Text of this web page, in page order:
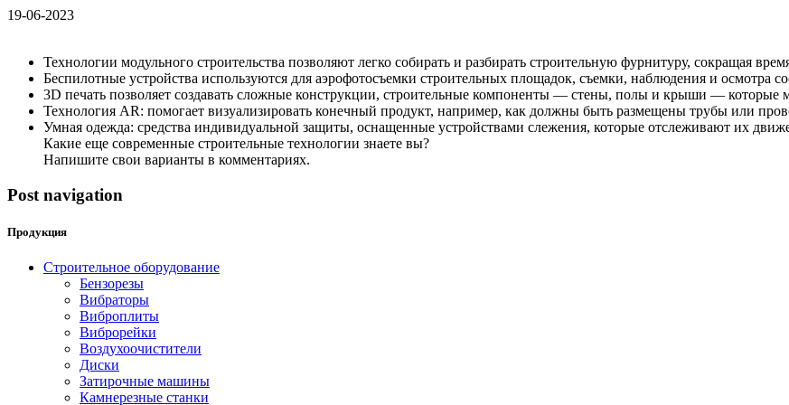
19-06-2023
Технологии модульного строительства позволяют легко собирать и разбирать строительную фурнитуру, сокращая
Беспилотные устройства используются для аэрофотосъемки строительных площадок, съемки, наблюдения и осмотра
3D печать позволяет создавать сложные конструкции, строительные компоненты — стены, полы и крыши — которые
Технология AR: помогает визуализировать конечный продукт, например, как должны быть размещены трубы или
Умная одежда: средства индивидуальной защиты, оснащенные устройствами слежения, которые отслеживают их
Какие еще современные строительные технологии знаете вы?
Напишите свои варианты в комментариях.
Post navigation
Продукция
Строительное оборудование
Бензорезы
Вибраторы
Виброплиты
Виброрейки
Воздухоочистители
Диски
Затирочные машины
Камнерезные станки